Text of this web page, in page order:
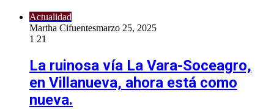
Actualidad
Martha Cifuentesmarzo 25, 2025
1 21
La ruinosa vía La Vara-Soceagro,
en Villanueva, ahora está como
nueva.